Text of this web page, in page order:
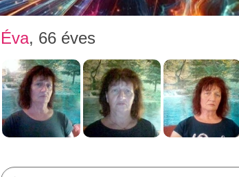
Éva, 66 éves